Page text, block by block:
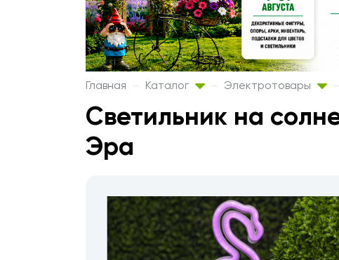
Главная Каталог Электротовары
Светильник на
Эра